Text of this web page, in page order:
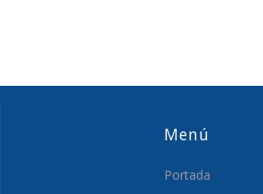
Menú
Portada